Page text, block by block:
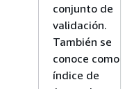
conjunto de
validación.
También se
conoce como
índice de